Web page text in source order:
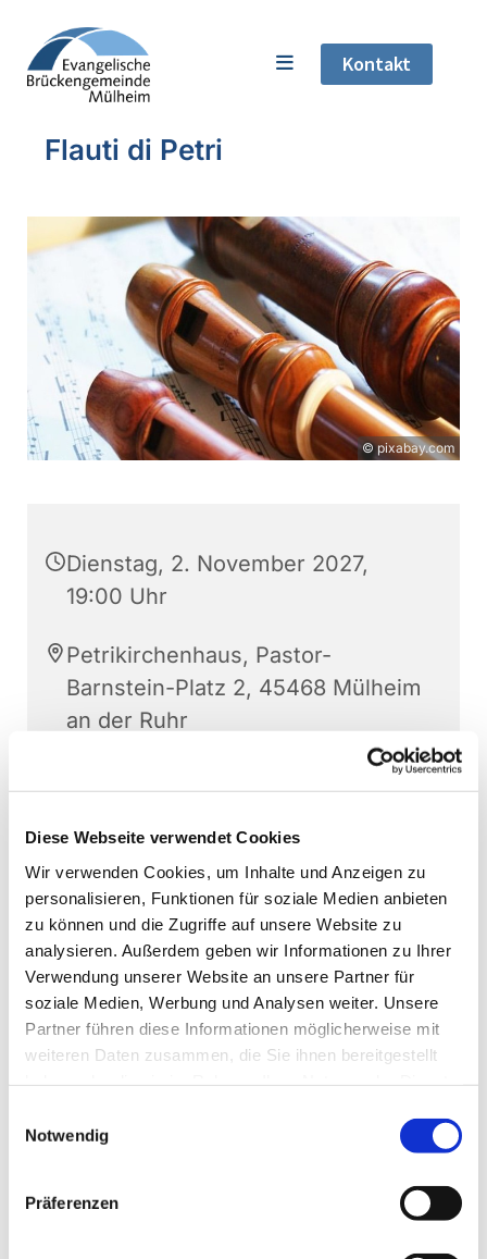
Diese Webseite verwendet Cookies
Wir verwenden Cookies, um Inhalte und Anzeigen zu
personalisieren, Funktionen für soziale Medien anbieten
zu können und die Zugriffe auf unsere Website zu
analysieren. Außerdem geben wir Informationen zu Ihrer
Verwendung unserer Website an unsere Partner für
soziale Medien, Werbung und Analysen weiter. Unsere
Partner führen diese Informationen möglicherweise mit
weiteren Daten zusammen, die Sie ihnen bereitgestellt
Notwendig
Präferenzen
Kontakt
Flauti di Petri
© pixabay.com
Dienstag, 2. November 2027,
19:00 Uhr
Petrikirchenhaus, Pastor-
Barnstein-Platz 2, 45468 Mülheim
an der Ruhr